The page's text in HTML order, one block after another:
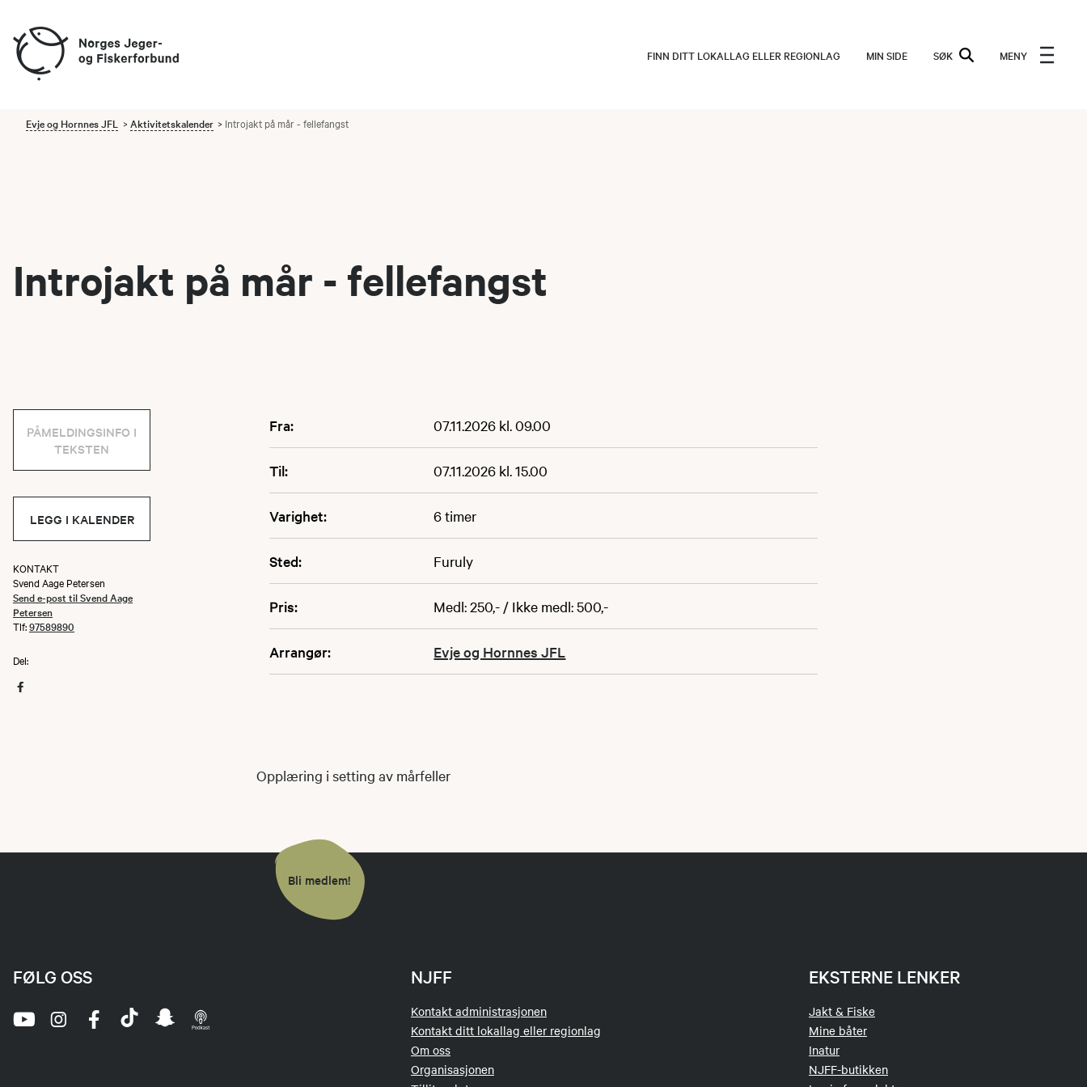
FINN DITT LOKALLAG ELLER REGIONLAG MIN SIDE SØK MENY
Evje og Hornnes JFL Aktivitetskalender Introjakt på mår - fellefangst
Introjakt på mår - fellefangst
Fra: 07.11.2026 kl. 09.00
Til: 07.11.2026 kl. 15.00
Varighet: 6 timer
Sted: Furuly
Pris: Medl: 250,- / Ikke medl: 500,-
Arrangør: Evje og Hornnes JFL
PÅMELDINGSINFO I
TEKSTEN
LEGG I KALENDER
KONTAKT
Svend Aage Petersen
Send e-post til Svend Aage
Petersen
Tlf:97589890
Del:
Opplæring i setting av mårfeller
Bli medlem!
NJFF
Kontakt administrasjonen
Kontakt ditt lokallag eller regionlag
Om oss
Organisasjonen
EKSTERNE LENKER
Jakt & Fiske
Mine båter
Inatur
NJFF-butikken
FØLG OSS